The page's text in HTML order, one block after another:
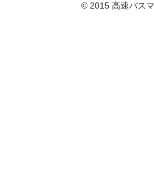
© 2015 高速バス